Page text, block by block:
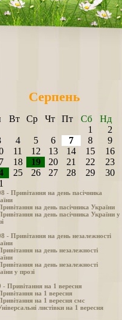
Серпень
Вт Ср Чт Пт Сб
Нд
1
2
4 5 6 7 8
9
11 12 13 14 15
16
18 19 20 21 22
23
25 26 27 28 29
30
- Привітання на день пасічника
на день пасічника України
на день пасічника України у
- Привітання на день незалежності
на день незалежності
на день незалежності
у прозі
- Привітання на 1 вересня
на 1 вересня
на 1 вересня смс
листівки на 1 вересня